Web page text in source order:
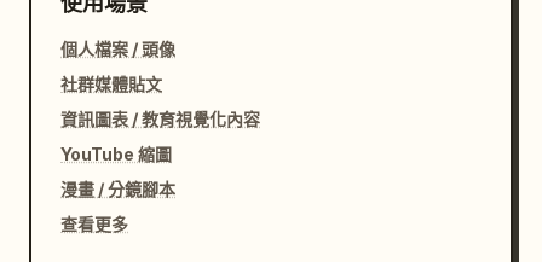
個人檔案 / 頭像
社群媒體貼文
資訊圖表 / 教育視覺化內容
YouTube 縮圖
漫畫 / 分鏡腳本
查看更多